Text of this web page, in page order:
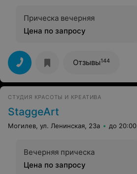
Прическа вечерняя
Цена по запросу
Отзывы144
СТУДИЯ КРАСОТЫ И КРЕАТИВА
StaggeArt
Могилев, ул. Ленинская, 23а до 20:00
Вечерняя прическа
Цена по запросу